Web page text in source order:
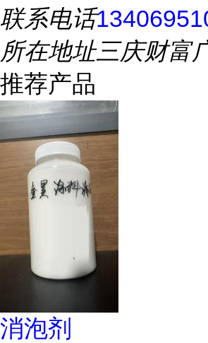
联系电话
所在地址三庆财富
推荐产品
消泡剂